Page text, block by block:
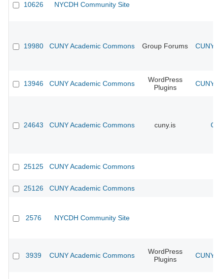
10626 NYCDH Community Site
19980 CUNY Academic Commons Group Forums CUNY
13946 CUNY Academic Commons
WordPress
Plugins
CUNY
24643 CUNY Academic Commons cuny.is
25125 CUNY Academic Commons
25126 CUNY Academic Commons
2576 NYCDH Community Site
3939 CUNY Academic Commons
WordPress
Plugins
CUNY